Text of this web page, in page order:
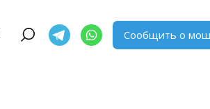
Сообщить о